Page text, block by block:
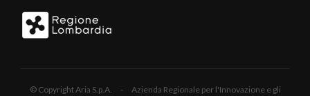
© Copyright Aria S.p.A. - Azienda Regionale per l'Innovazione e gli